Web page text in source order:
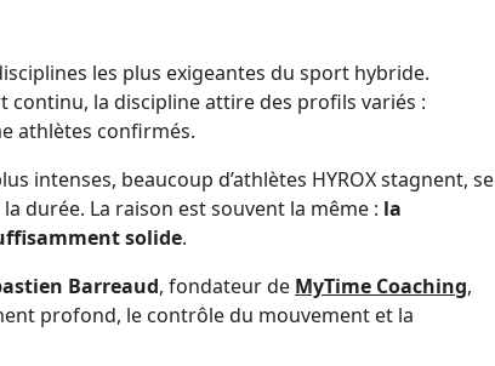
les plus exigeantes du sport hybride.
la discipline attire des profils variés :
athlètes confirmés.
intenses, beaucoup d’athlètes HYROX stagnent, se
durée. La raison est souvent la même : la
solide.
Barreaud, fondateur de MyTime Coaching,
profond, le contrôle du mouvement et la